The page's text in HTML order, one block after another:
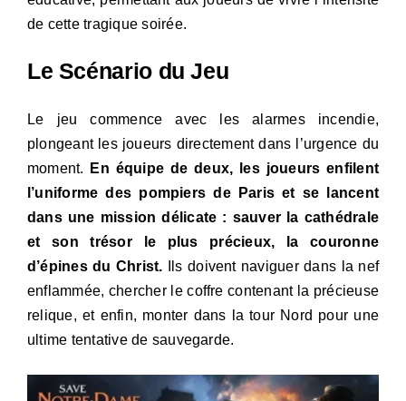
de cette tragique soirée.
Le Scénario du Jeu
Le jeu commence avec les alarmes incendie,
plongeant les joueurs directement dans l’urgence du
moment.
En équipe de deux, les joueurs enfilent
l’uniforme des pompiers de Paris et se lancent
dans une mission délicate : sauver la cathédrale
et son trésor le plus précieux, la couronne
d’épines du Christ. Ils doivent naviguer dans la nef
enflammée, chercher le coffre contenant la précieuse
relique, et enfin, monter dans la tour Nord pour une
ultime tentative de sauvegarde.